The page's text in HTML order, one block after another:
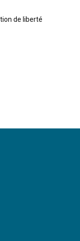
de liberté